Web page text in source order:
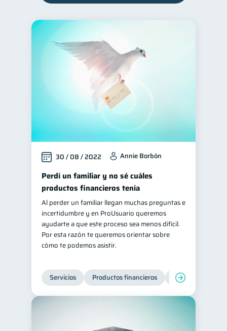
Salud financiera
Productos financieros
Deudas 10
Entidad financiera 8
Educación financiera
Finanzas para jóvenes
Finanzas familiares 25
Inclusión financiera 22
Bienestar financiero 22
Finanzas para mujeres 20
Organización Financiera 10
Préstamos 8 Ahorro 8
Consejos
Historial crediticio
Ciberseguridad
30 / 08 / 2022 Annie Borbón
Perdí un familiar y no sé cuáles
productos financieros tenía
Al perder un familiar llegan muchas preguntas e
incertidumbre y en ProUsuario queremos
ayudarte a que este proceso sea menos difícil.
Por esta razón te queremos orientar sobre
cómo te podemos asistir.
Servicios Productos financieros Inclusión